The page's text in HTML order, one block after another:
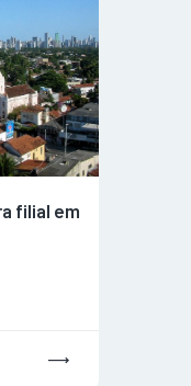
filial em